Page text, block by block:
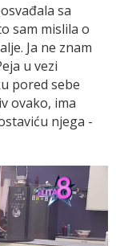
sa
sam mislila o
Ja ne znam
u vezi
pored sebe
ovako, ima
njega -